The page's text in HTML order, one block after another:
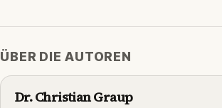
ÜBER DIE AUTOREN
Dr. Christian Graup